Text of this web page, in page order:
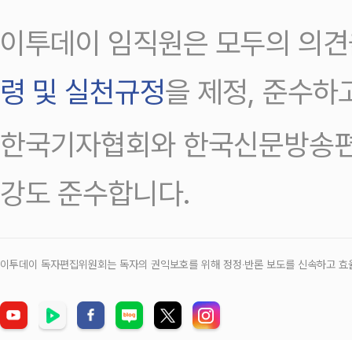
이투데이 임직원은 모두의 의
령 및 실천규정을 제정, 준수하
한국기자협회와 한국신문방송
강도 준수합니다.
이투데이 독자편집위원회는 독자의 권익보호를 위해 정정‧반론 보도를 신속하고